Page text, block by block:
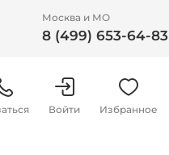
Москва и МО
8 (499) 653-64-83
Войти Избранное